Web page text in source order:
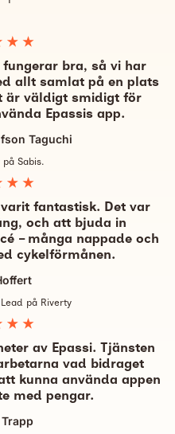
bra, så vi har
allt samlat på en plats
är väldigt smidigt för
Epassis app.
Taguchi
på Sabis.
fantastisk. Det var
och att bjuda in
– många nappade och
cykelförmånen.
på Riverty
av Epassi. Tjänsten
vad bidraget
kunna använda appen
med pengar.